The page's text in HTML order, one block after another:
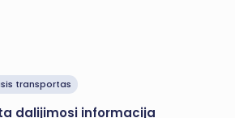
transportas
dalijimosi informacija